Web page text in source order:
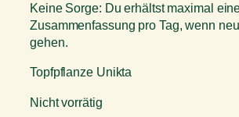
Keine Sorge: Du erhältst maximal
Zusammenfassung pro Tag, wenn
gehen.
Topfpflanze Unikta
Nicht vorrätig